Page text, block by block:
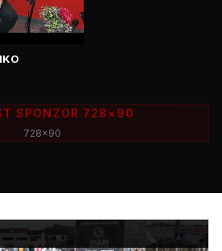
SPONZOR 728×90
728x90